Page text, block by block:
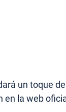
un toque
en la web